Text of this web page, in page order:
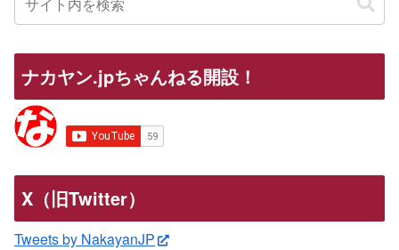
ナカヤン.jpちゃんねる開設！
X（旧Twitter）
Tweets by NakayanJP